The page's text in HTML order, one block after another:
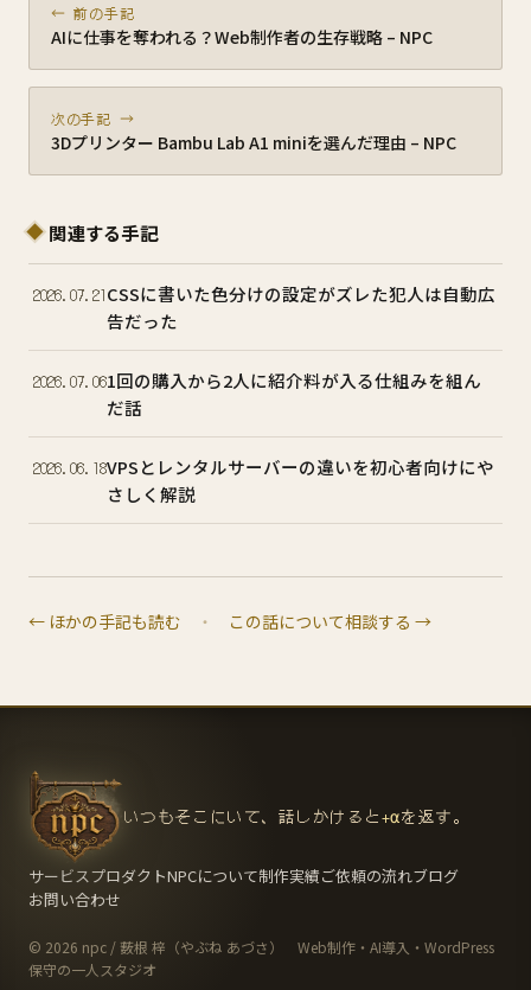
← 前の手記
AIに仕事を奪われる？Web制作者の生存戦略 – NPC
次の手記 →
3Dプリンター Bambu Lab A1 miniを選んだ理由 – NPC
関連する手記
2026.07.21CSSに書いた色分けの設定がズレた犯人は自動広
告だった
2026.07.061回の購入から2人に紹介料が入る仕組みを組ん
だ話
2026.06.18VPSとレンタルサーバーの違いを初心者向けにや
さしく解説
← ほかの手記も読む ・ この話について相談する →
いつもそこにいて、話しかけると+αを返す。
サービスプロダクトNPCについて制作実績ご依頼の流れブログ
お問い合わせ
© 2026 npc / 薮根 梓（やぶね あづさ） Web制作・AI導入・WordPress
保守の一人スタジオ